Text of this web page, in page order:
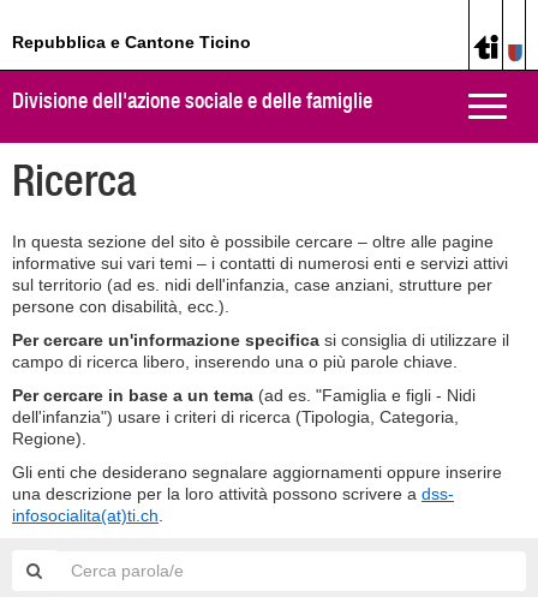
Repubblica e Cantone Ticino
Toggle
Divisione dell'azione sociale e delle famiglie
Ricerca
In questa sezione del sito è possibile cercare – oltre alle pagine
informative sui vari temi – i contatti di numerosi enti e servizi attivi
sul territorio (ad es. nidi dell'infanzia, case anziani, strutture per
persone con disabilità, ecc.).
Per cercare un'informazione specifica si consiglia di utilizzare il
campo di ricerca libero, inserendo una o più parole chiave.
Per cercare in base a un tema (ad es. "Famiglia e figli - Nidi
dell'infanzia") usare i criteri di ricerca (Tipologia, Categoria,
Regione).
Gli enti che desiderano segnalare aggiornamenti oppure inserire
una descrizione per la loro attività possono scrivere a dss-
infosocialita(at)ti.ch